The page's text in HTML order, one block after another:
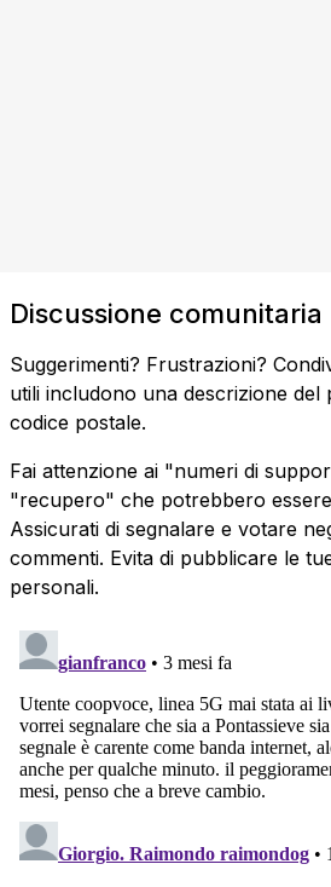
Discussione comunitaria
Suggerimenti? Frustrazioni?
utili includono una descrizione del
codice postale.
Fai attenzione ai "numeri di
"recupero" che potrebbero
Assicurati di segnalare e votare
commenti. Evita di pubblicare le
personali.